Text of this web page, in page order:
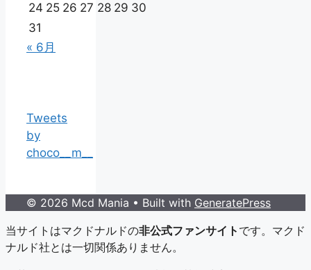
24 25 26 27 28 29 30
31
« 6月
Tweets
by
choco__m__
© 2026 Mcd Mania • Built with GeneratePress
当サイトはマクドナルドの非公式ファンサイト です。マクド
ナルド社とは一切関係ありません。